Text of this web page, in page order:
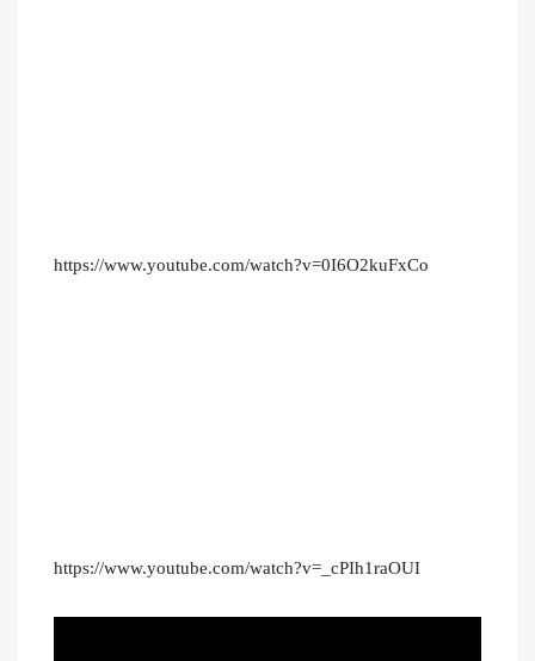
https://www.youtube.com/watch?v=0I6O2kuFxCo
https://www.youtube.com/watch?v=_cPIh1raOUI